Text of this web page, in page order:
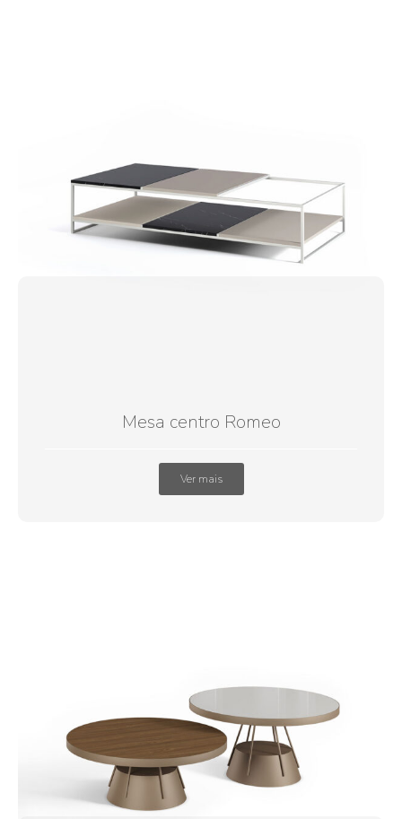
Mesa centro Romeo
Ver mais